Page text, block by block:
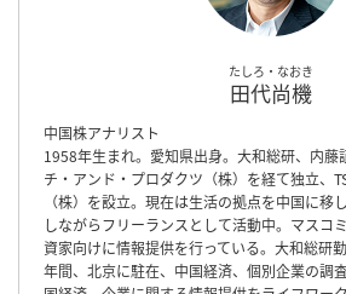
たしろ・なおき
田代尚機
中国株アナリスト
1958年生まれ。愛知県出身。大和総研、内藤
チ・アンド・プロダクツ（株）を経て独立、
（株）を設立。現在は生活の拠点を中国に移
しながらフリーランスとして活動中。マスコ
資家向けに情報提供を行っている。大和総研
年間、北京に駐在、中国経済、個別企業の調